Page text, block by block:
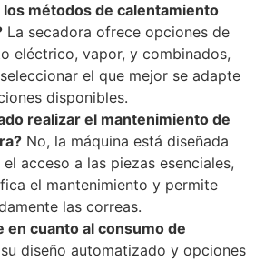
los métodos de calentamiento
La secadora ofrece opciones de
eléctrico, vapor, y combinados,
el que mejor se adapte
disponibles.
realizar el mantenimiento de
No, la máquina está diseñada
acceso a las piezas esenciales,
el mantenimiento y permite
las correas.
en cuanto al consumo de
su diseño automatizado y opciones